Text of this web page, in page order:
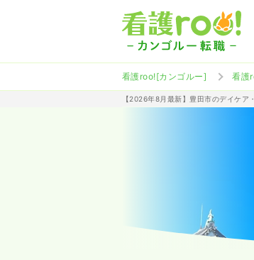
看護roo![カンゴルー] 看護
【2026年8月最新】豊田市のデイケ